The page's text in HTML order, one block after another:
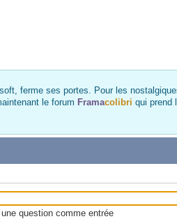
ferme ses portes. Pour les
le forum Framacolibri qui prend
question comme entrée